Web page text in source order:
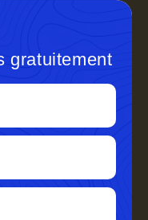
gratuitement